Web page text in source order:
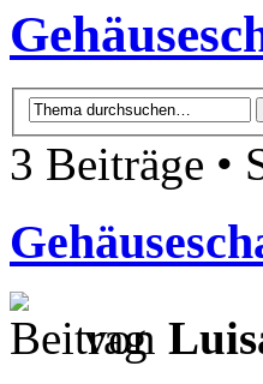
3 Beiträge •
von